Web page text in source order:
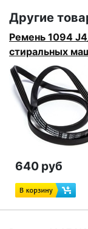
Другие
Ремень 1094
стиральных
640 руб